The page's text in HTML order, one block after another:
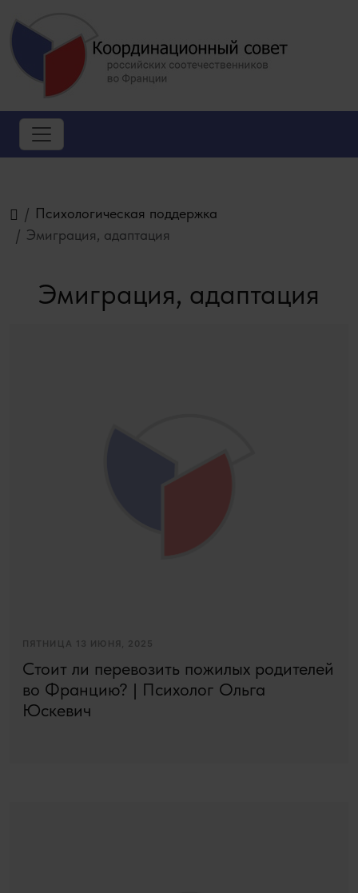
Психологическая поддержка
Эмиграция, адаптация
Эмиграция, адаптация
ПЯТНИЦА 13 ИЮНЯ, 2025
Стоит ли перевозить пожилых родителей
во Францию? | Психолог Ольга
Юскевич